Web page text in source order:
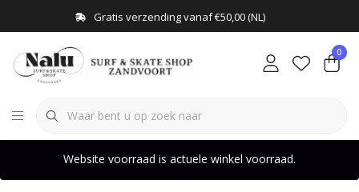
Gratis verzending vanaf €50,00 (NL)
0
Website voorraad is actuele winkel voorraad.